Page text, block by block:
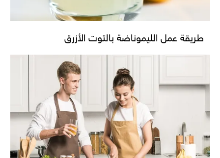
طريقة عمل الليموناضة بالتوت الأزرق